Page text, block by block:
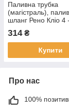
Паливна трубка
(магістраль),
шланг Рено Кліо 4 -
Renault Clio 4 - 1.5
2012-
314 ₴
Купити
Про нас
100%